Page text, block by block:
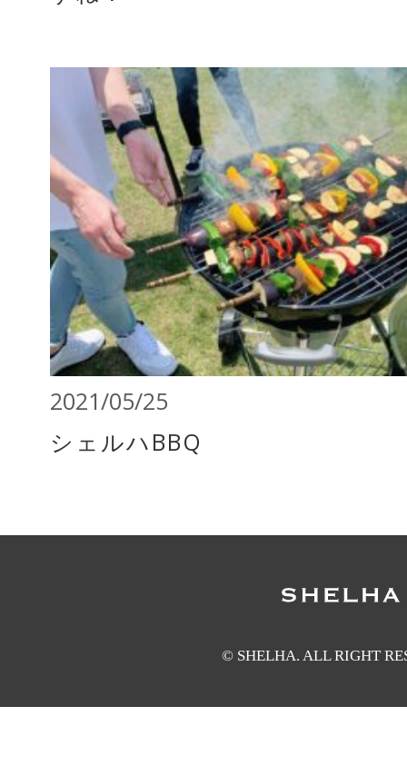
2021/05/25
シェルハBBQ
© SHELHA. ALL RIGHT